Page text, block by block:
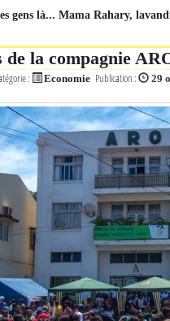
gens là... Mama Rahary,
de la compagnie
: Economie Publication : 29